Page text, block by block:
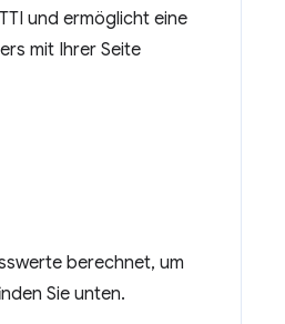
und ermöglicht eine
mit Ihrer Seite
berechnet, um
Sie unten.